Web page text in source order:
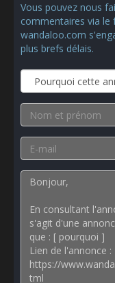
Vous pouvez nous
commentaires via le
wandaloo.com
plus brefs délais.